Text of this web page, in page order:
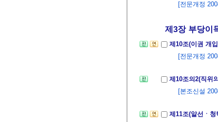
[전문개정
제3장 부당이득
제10조(이권 개
[전문개정
제10조의2(직위
[본조신설
제11조(알선ㆍ